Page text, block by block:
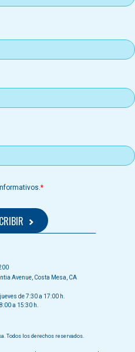
Avenue, Costa Mesa, CA
de 7:30 a 17:00 h.
a 15:30 h.
Todos los derechos reservados.